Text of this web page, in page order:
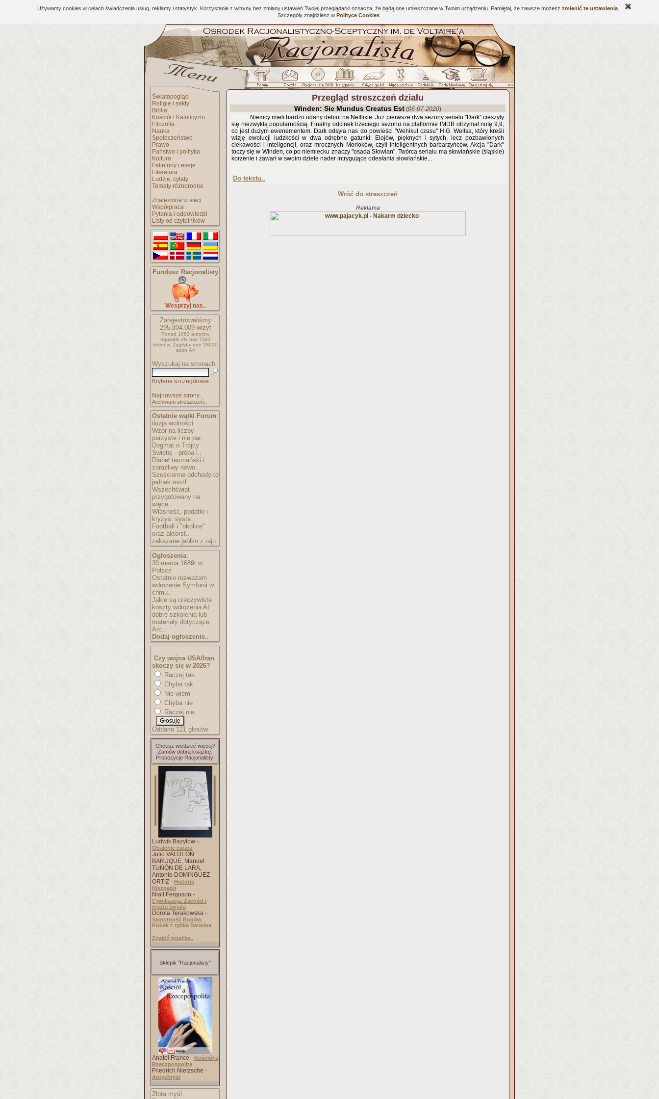
Używamy cookies w celach świadczenia usług, reklamy i statystyk. Korzystanie z witryny bez zmiany ustawień Twojej przeglądarki oznacza, że będą one umieszczane w Twoim urządzeniu. Pamiętaj, że zawsze możesz zmienić te ustawienia
Szczegóły znajdziesz w Polityce Cookies
Światopogląd
Religie i sekty
Biblia
Kościół i Katolicyzm
Filozofia
Nauka
Społeczeństwo
Prawo
Państwo i polityka
Kultura
Felietony i eseje
Literatura
Ludzie, cytaty
Tematy różnorodne
Znalezione w sieci
Współpraca
Pytania i odpowiedzi
Listy od czytelników
Fundusz Racjonalisty
Wesprzyj nas..
Zarejestrowaliśmy
295.804.009wizyt
Ponad 1062 autorów
napisało dla nas 7343
tekstów. Zajęłyby one 28930
stron A4
Wyszukaj na stronach:
Kryteria szczegółowe
Najnowsze strony..
Archiwum streszczeń..
Ostatnie wątki Forum:
iluzja wolności
Wzór na liczby
parzyste i nie par..
Dogmat o Trójcy
Świętej - próba l..
Diabeł tasmański i
zaraźliwy nowo..
Sześcienne odchody-to
jednak możl..
Wszechświat
przygotowany na
więce..
Własność, podatki i
kryzys: syste..
Football i "okolice"
oraz aktorst..
zakazane jabłko z raju
Ogłoszenia:
30 marca 1689r w
Polsce
Ostatnio rozważam
wdrożenie Symfonii w
chmu..
Jakie są rzeczywiste
koszty wdrożenia AI
dobre szkolenia lub
materiały dotyczące
Arc..
Dodaj ogłoszenie..
Czy wojna USA/Iran
skoczy się w 2026?
Raczej tak
Chyba tak
Nie wiem
Chyba nie
Raczej nie
Oddano 121 głosów.
Chcesz wiedzieć więcej?
Zamów dobrą książkę.
Propozycje Racjonalisty:
Ludwik Bazylow -
Obalenie caratu
Julio VALDEÓN
BARUQUE, Manuel
TUŃÓN DE LARA,
Antonio DOMINGUEZ
ORTIZ - Historia
Hiszpanii
Niall Ferguson -
Cywilizacja. Zachód i
reszta świata
Dorota Terakowska -
Samotność Bogów
Kubek z rybką Darwina
Znajdź książkę..
Sklepik "Racjonalisty"
Anatol France - Kościół a
Rzeczpospolita
Friedrich Nietzsche -
Antychryst
Złota myśl
Przegląd streszczeń działu
Winden: Sic Mundus Creatus Est (06-07-2020)
Niemcy mieli bardzo udany debiut na Netflixie. Już pierwsze dwa sezony serialu "Dark" cieszyły
się niezwykłą popularnością. Finalny odcinek trzeciego sezonu na platformie IMDB otrzymał notę 9,9,
co jest dużym ewenementem. Dark odsyła nas do powieści "Wehikuł czasu" H.G. Wellsa, który kreśli
wizję ewolucji ludzkości w dwa odrębne gatunki: Elojów, pięknych i sytych, lecz pozbawionych
ciekawości i inteligencji, oraz mrocznych Morloków, czyli inteligentnych barbarzyńców. Akcja "Dark"
toczy się w Winden, co po niemiecku znaczy "osada Słowian". Twórca serialu ma słowiańskie (śląskie)
korzenie i zawarł w swoim dziele nader intrygujące odesłania słowiańskie...
Do tekstu..
Wróć do streszczeń
Reklama